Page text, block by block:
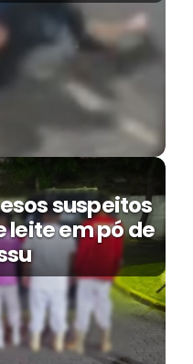
suspeitos
leite em pó de